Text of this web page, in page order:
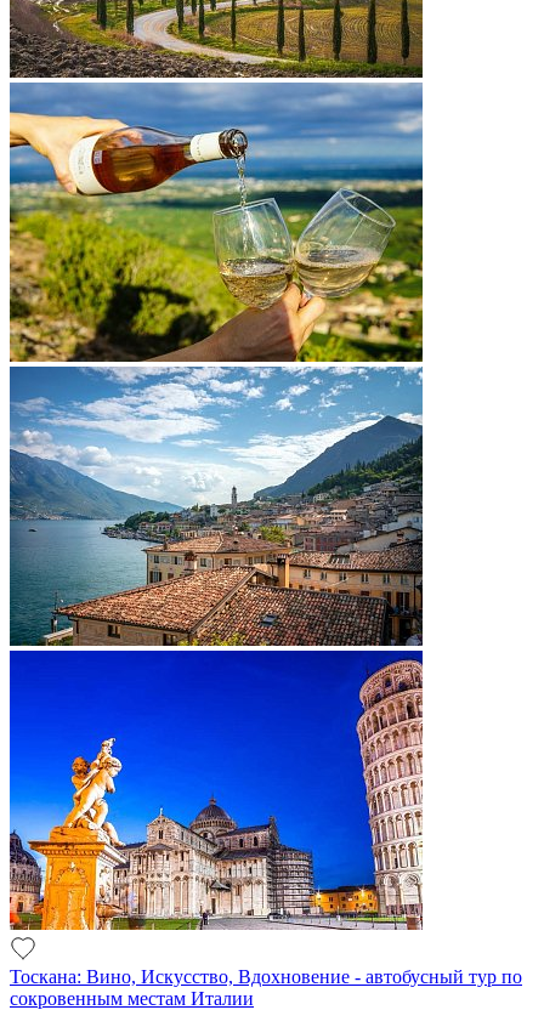
Тоскана: Вино, Искусство, Вдохновение - автобусный тур по
сокровенным местам Италии